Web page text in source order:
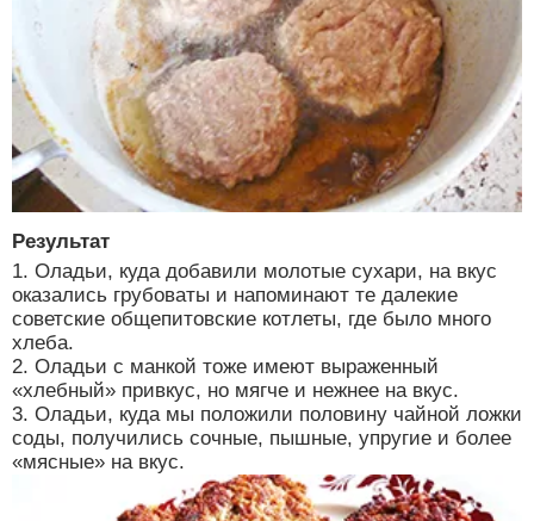
Результат
1. Оладьи, куда добавили молотые сухари, на вкус
оказались грубоваты и напоминают те далекие
советские общепитовские котлеты, где было много
хлеба.
2. Оладьи с манкой тоже имеют выраженный
«хлебный» привкус, но мягче и нежнее на вкус.
3. Оладьи, куда мы положили половину чайной ложки
соды, получились сочные, пышные, упругие и более
«мясные» на вкус.